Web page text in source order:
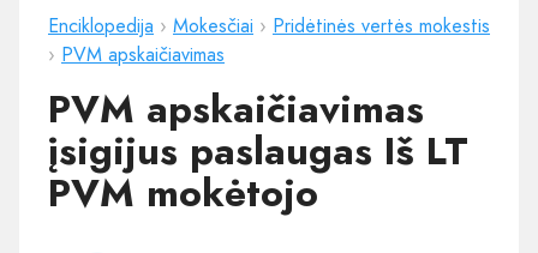
Enciklopedija › Mokesčiai › Pridėtinės vertės mokestis
› PVM apskaičiavimas
PVM apskaičiavimas
įsigijus paslaugas Iš LT
PVM mokėtojo